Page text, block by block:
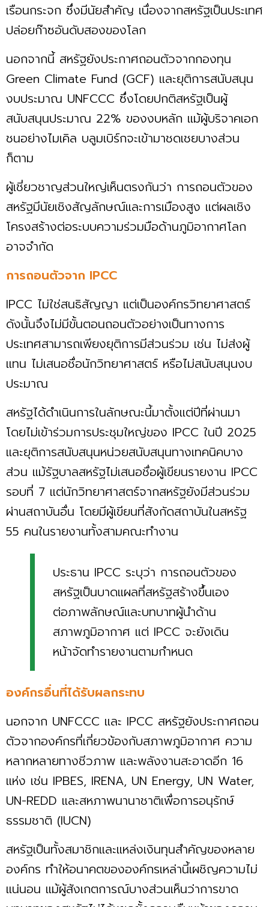
เรือนกระจก ซึ่งมีนัยสำคัญ เนื่องจากสหรัฐเป็นประเทศ
ปล่อยก๊าซอันดับสองของโลก
นอกจากนี้ สหรัฐยังประกาศถอนตัวจากกองทุน
Green Climate Fund (GCF) และยุติการสนับสนุน
งบประมาณ UNFCCC ซึ่งโดยปกติสหรัฐเป็นผู้
สนับสนุนประมาณ 22% ของงบหลัก แม้ผู้บริจาคเอก
ชนอย่างไมเคิล บลูมเบิร์กจะเข้ามาชดเชยบางส่วน
ก็ตาม
ผู้เชี่ยวชาญส่วนใหญ่เห็นตรงกันว่า การถอนตัวของ
สหรัฐมีนัยเชิงสัญลักษณ์และการเมืองสูง แต่ผลเชิง
โครงสร้างต่อระบบความร่วมมือด้านภูมิอากาศโลก
อาจจำกัด
การถอนตัวจาก IPCC
IPCC ไม่ใช่สนธิสัญญา แต่เป็นองค์กรวิทยาศาสตร์
ดังนั้นจึงไม่มีขั้นตอนถอนตัวอย่างเป็นทางการ
ประเทศสามารถเพียงยุติการมีส่วนร่วม เช่น ไม่ส่งผู้
แทน ไม่เสนอชื่อนักวิทยาศาสตร์ หรือไม่สนับสนุนงบ
ประมาณ
สหรัฐได้ดำเนินการในลักษณะนี้มาตั้งแต่ปีที่ผ่านมา
โดยไม่เข้าร่วมการประชุมใหญ่ของ IPCC ในปี 2025
และยุติการสนับสนุนหน่วยสนับสนุนทางเทคนิคบาง
ส่วน แม้รัฐบาลสหรัฐไม่เสนอชื่อผู้เขียนรายงาน IPCC
รอบที่ 7 แต่นักวิทยาศาสตร์จากสหรัฐยังมีส่วนร่วม
ผ่านสถาบันอื่น โดยมีผู้เขียนที่สังกัดสถาบันในสหรัฐ
55 คนในรายงานทั้งสามคณะทำงาน
ประธาน IPCC ระบุว่า การถอนตัวของ
สหรัฐเป็นบาดแผลที่สหรัฐสร้างขึ้นเอง
ต่อภาพลักษณ์และบทบาทผู้นำด้าน
สภาพภูมิอากาศ แต่ IPCC จะยังเดิน
หน้าจัดทำรายงานตามกำหนด
องค์กรอื่นที่ได้รับผลกระทบ
นอกจาก UNFCCC และ IPCC สหรัฐยังประกาศถอน
ตัวจากองค์กรที่เกี่ยวข้องกับสภาพภูมิอากาศ ความ
หลากหลายทางชีวภาพ และพลังงานสะอาดอีก 16
แห่ง เช่น IPBES, IRENA, UN Energy, UN Water,
UN-REDD และสหภาพนานาชาติเพื่อการอนุรักษ์
ธรรมชาติ (IUCN)
สหรัฐเป็นทั้งสมาชิกและแหล่งเงินทุนสำคัญของหลาย
องค์กร ทำให้อนาคตขององค์กรเหล่านี้เผชิญความไม่
แน่นอน แม้ผู้สังเกตการณ์บางส่วนเห็นว่าการขาด